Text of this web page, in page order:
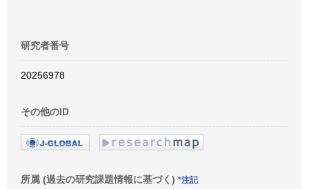
研究者番号
20256978
その他のID
所属 (過去の研究課題情報に基づく) *注記